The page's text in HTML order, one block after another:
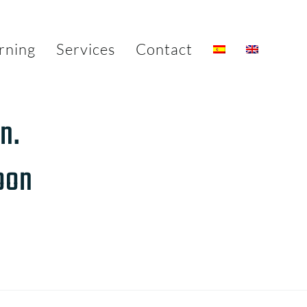
Services Contact